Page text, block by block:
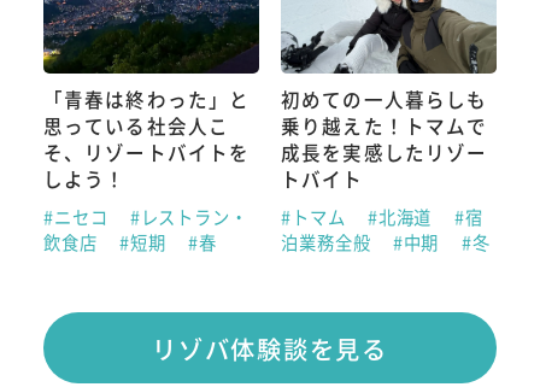
「青春は終わった」と
思っている社会人こ
そ、リゾートバイトを
しよう！
#ニセコ
#レストラン・
飲食店
#短期 #春
初めての一人暮らしも
乗り越えた！トマムで
成長を実感したリゾー
トバイト
#トマム #北海道
#宿
泊業務全般
#中期 #冬
リゾバ体験談を見る